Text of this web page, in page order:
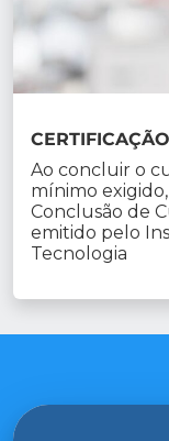
CERTIFICAÇÃO
Ao concluir o
mínimo
Conclusão de
emitido pelo
Tecnologia